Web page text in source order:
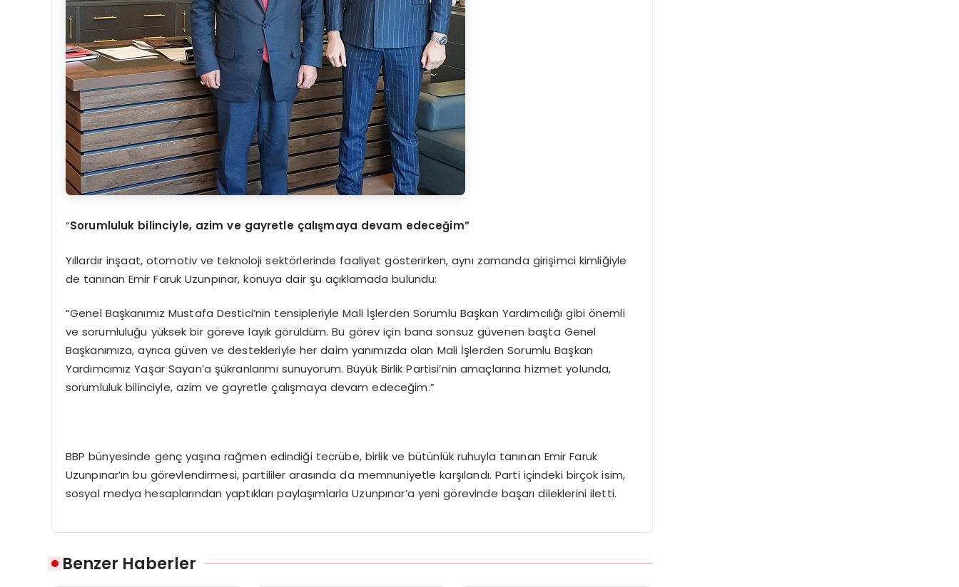
“Sorumluluk bilinciyle, azim ve gayretle çalışmaya devam edeceğim”
Yıllardır inşaat, otomotiv ve teknoloji sektörlerinde faaliyet gösterirken, aynı zamanda girişimci kimliğiyle
de tanınan Emir Faruk Uzunpınar, konuya dair şu açıklamada bulundu:
“Genel Başkanımız Mustafa Destici’nin tensipleriyle Mali İşlerden Sorumlu Başkan Yardımcılığı gibi önemli
ve sorumluluğu yüksek bir göreve layık görüldüm. Bu görev için bana sonsuz güvenen başta Genel
Başkanımıza, ayrıca güven ve destekleriyle her daim yanımızda olan Mali İşlerden Sorumlu Başkan
Yardımcımız Yaşar Sayan’a şükranlarımı sunuyorum. Büyük Birlik Partisi’nin amaçlarına hizmet yolunda,
sorumluluk bilinciyle, azim ve gayretle çalışmaya devam edeceğim.”
BBP bünyesinde genç yaşına rağmen edindiği tecrübe, birlik ve bütünlük ruhuyla tanınan Emir Faruk
Uzunpınar’ın bu görevlendirmesi, partililer arasında da memnuniyetle karşılandı. Parti içindeki birçok isim,
sosyal medya hesaplarından yaptıkları paylaşımlarla Uzunpınar’a yeni görevinde başarı dileklerini iletti.
Benzer Haberler